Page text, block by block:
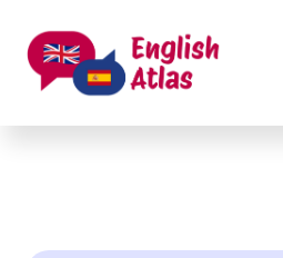
contenido